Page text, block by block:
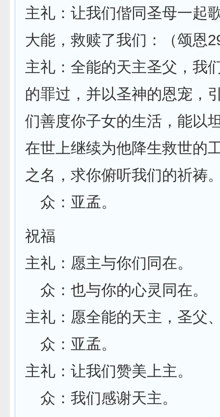
主礼：让我们偕同圣母一起
大能，救赎了我们：（颂恩
主礼：全能的天主圣父，我
的罪过，并以圣神的恩宠，
们善度你子女的生活，能以
在世上继续为他降生救世的
之名，求你俯听我们的祈祷
众：亚孟。
祝福
主礼：愿主与你们同在。
众：也与你的心灵同在。
主礼：愿全能的天主，圣父
众：亚孟。
主礼：让我们赞美上主。
众：我们感谢天主。